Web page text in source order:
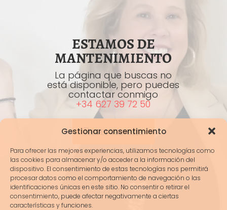
Gestionar consentimiento
Para ofrecer las mejores experiencias, utilizamos tecnologías como
las cookies para almacenar y/o acceder a la información del
dispositivo. El consentimiento de estas tecnologías nos permitirá
procesar datos como el comportamiento de navegación o las
identificaciones únicas en este sitio. No consentir o retirar el
consentimiento, puede afectar negativamente a ciertas
características y funciones.
ESTAMOS DE
MANTENIMIENTO
La página que buscas no
está disponible, pero puedes
contactar conmigo
+34 627 39 72 50
Reservar cita